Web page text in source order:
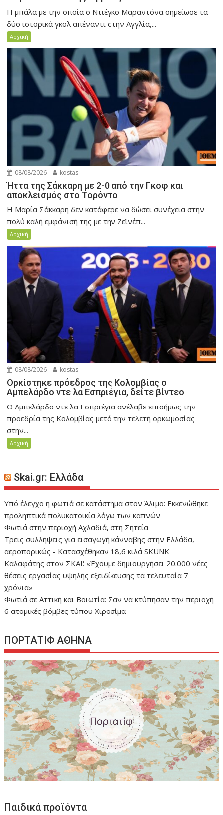
Η μπάλα με την οποία ο Ντιέγκο Μαραντόνα σημείωσε τα
δύο ιστορικά γκολ απέναντι στην Αγγλία,...
Αρχική
08/08/2026 kostas
Ήττα της Σάκκαρη με 2-0 από την Γκοφ και
αποκλεισμός στο Τορόντο
Η Μαρία Σάκκαρη δεν κατάφερε να δώσει συνέχεια στην
πολύ καλή εμφάνισή της με την Ζεϊνέπ...
Αρχική
08/08/2026 kostas
Ορκίστηκε πρόεδρος της Κολομβίας ο
Αμπελάρδο ντε λα Εσπριέγια, δείτε βίντεο
Ο Αμπελάρδο ντε λα Εσπριέγια ανέλαβε επισήμως την
προεδρία της Κολομβίας μετά την τελετή ορκωμοσίας
στην...
Αρχική
Skai.gr: Ελλάδα
Yπό έλεγχο η φωτιά σε κατάστημα στον Άλιμο: Εκκενώθηκε
προληπτικά πολυκατοικία λόγω των καπνών
Φωτιά στην περιοχή Αχλαδιά, στη Σητεία
Τρεις συλλήψεις για εισαγωγή κάνναβης στην Ελλάδα,
αεροπορικώς - Κατασχέθηκαν 18,6 κιλά SKUNK
Καλαφάτης στον ΣΚΑΪ: «Έχουμε δημιουργήσει 20.000 νέες
θέσεις εργασίας υψηλής εξειδίκευσης τα τελευταία 7
χρόνια»
Φωτιά σε Αττική και Βοιωτία: Σαν να κτύπησαν την περιοχή
6 ατομικές βόμβες τύπου Χιροσίμα
ΠΟΡΤΑΤΙΦ ΑΘΗΝΑ
Παιδικά προϊόντα